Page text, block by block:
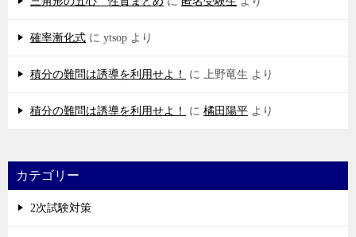
確率漸化式 に ytsop より
積分の難問は誘導を利用せよ！ に 上野竜生 より
積分の難問は誘導を利用せよ！ に 橘田陽平 より
カテゴリー
2次試験対策